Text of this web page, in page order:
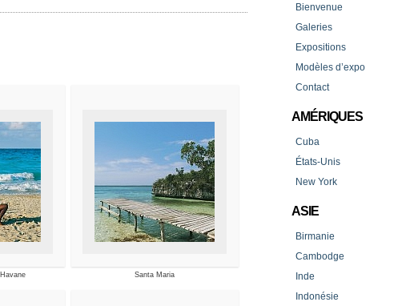
Santa Maria
Bienvenue
Galeries
Expositions
Modèles d’expo
Contact
AMÉRIQUES
Cuba
États-Unis
New York
ASIE
Birmanie
Cambodge
Inde
Indonésie